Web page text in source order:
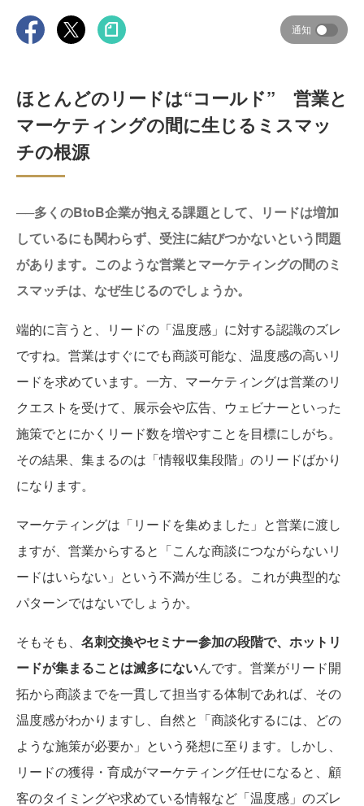
通知
ほとんどのリードは“コールド” 営業と
マーケティングの間に生じるミスマッ
チの根源
──多くのBtoB企業が抱える課題として、リードは増加
しているにも関わらず、受注に結びつかないという問題
があります。このような営業とマーケティングの間のミ
スマッチは、なぜ生じるのでしょうか。
端的に言うと、リードの「温度感」に対する認識のズレ
ですね。営業はすぐにでも商談可能な、温度感の高いリ
ードを求めています。一方、マーケティングは営業のリ
クエストを受けて、展示会や広告、ウェビナーといった
施策でとにかくリード数を増やすことを目標にしがち。
その結果、集まるのは「情報収集段階」のリードばかり
になります。
マーケティングは「リードを集めました」と営業に渡し
ますが、営業からすると「こんな商談につながらないリ
ードはいらない」という不満が生じる。これが典型的な
パターンではないでしょうか。
そもそも、 名刺交換やセミナー参加の段階で、ホットリ
ードが集まることは滅多にないんです。営業がリード開
拓から商談までを一貫して担当する体制であれば、その
温度感がわかりますし、自然と「商談化するには、どの
ような施策が必要か」という発想に至ります。しかし、
リードの獲得・育成がマーケティング任せになると、顧
客のタイミングや求めている情報など「温度感」のズレ